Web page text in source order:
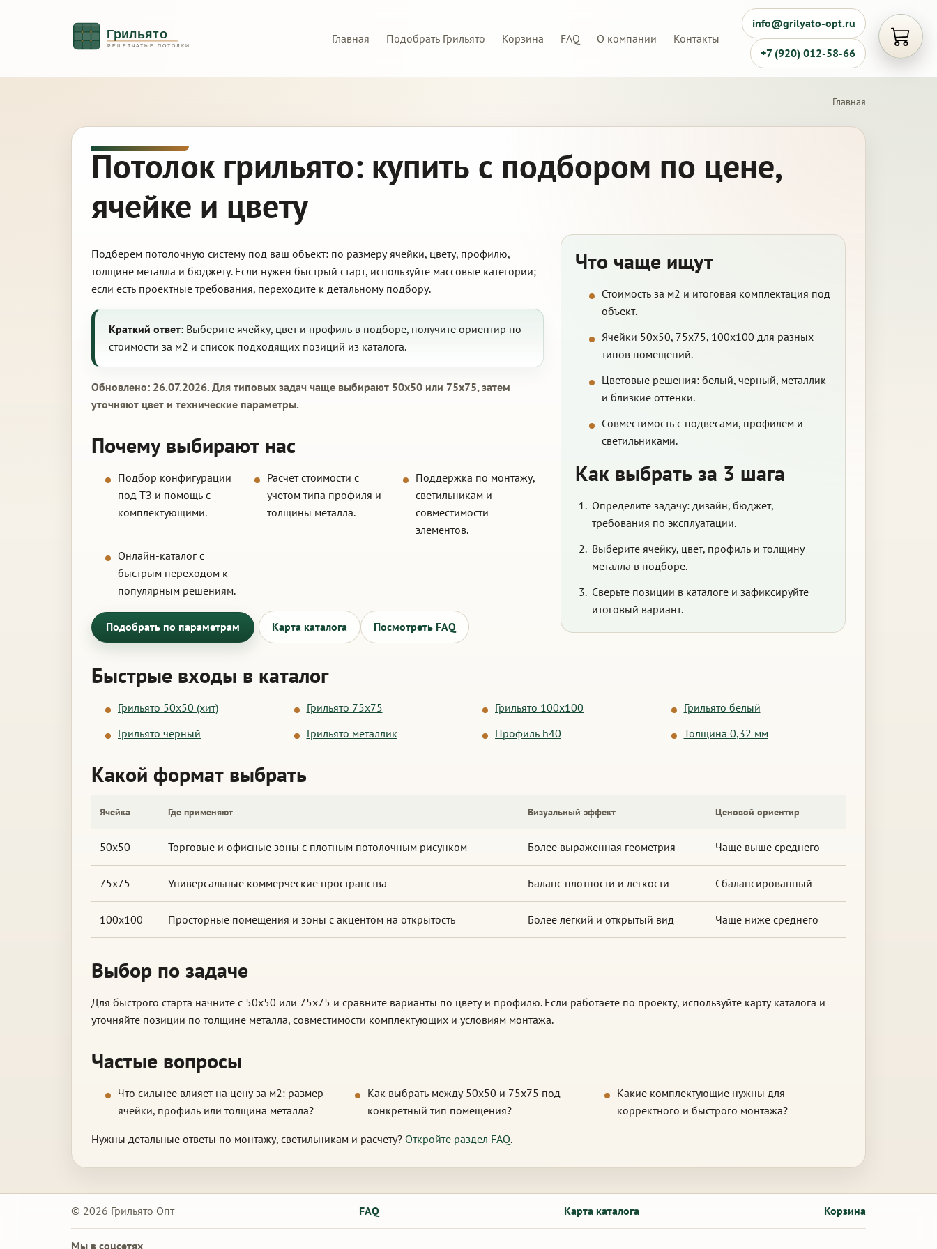
Главная Подобрать Грильято Корзина FAQ О компании Контакты
info@grilyato-opt.ru
+7 (920) 012-58-66
Главная
Потолок грильято: купить с подбором по цене,
ячейке и цвету
Подберем потолочную систему под ваш объект: по размеру ячейки, цвету, профилю,
толщине металла и бюджету. Если нужен быстрый старт, используйте массовые категории;
если есть проектные требования, переходите к детальному подбору.
Краткий ответ: Выберите ячейку, цвет и профиль в подборе, получите ориентир по
стоимости за м2 и список подходящих позиций из каталога.
Обновлено: 26.07.2026. Для типовых задач чаще выбирают 50x50 или 75x75, затем
уточняют цвет и технические параметры.
Почему выбирают нас
Подбор конфигурации
под ТЗ и помощь с
комплектующими.
Расчет стоимости с
учетом типа профиля и
толщины металла.
Поддержка по монтажу,
светильникам и
совместимости
элементов.
Онлайн-каталог с
быстрым переходом к
популярным решениям.
Подобрать по параметрам Карта каталога Посмотреть FAQ
Что чаще ищут
Стоимость за м2 и итоговая комплектация под
объект.
Ячейки 50x50, 75x75, 100x100 для разных
типов помещений.
Цветовые решения: белый, черный, металлик
и близкие оттенки.
Совместимость с подвесами, профилем и
светильниками.
Как выбрать за 3 шага
Определите задачу: дизайн, бюджет,
требования по эксплуатации.
Выберите ячейку, цвет, профиль и толщину
металла в подборе.
Сверьте позиции в каталоге и зафиксируйте
итоговый вариант.
Быстрые входы в каталог
Грильято 50x50 (хит) Грильято 75x75 Грильято 100x100
Грильято белый
Грильято черный
Грильято металлик Профиль h40 Толщина 0,32 мм
Какой формат выбрать
Ячейка Где применяют Визуальный эффект Ценовой ориентир
50x50 Торговые и офисные зоны с плотным потолочным рисунком Более выраженная геометрия Чаще выше среднего
75x75 Универсальные коммерческие пространства Баланс плотности и легкости Сбалансированный
100x100 Просторные помещения и зоны с акцентом на открытость Более легкий и открытый вид Чаще ниже среднего
Выбор по задаче
Для быстрого старта начните с 50x50 или 75x75 и сравните варианты по цвету и профилю. Если работаете по проекту, используйте карту каталога и
уточняйте позиции по толщине металла, совместимости комплектующих и условиям монтажа.
Частые вопросы
Что сильнее влияет на цену за м2: размер
ячейки, профиль или толщина металла?
Как выбрать между 50x50 и 75x75 под
конкретный тип помещения?
Какие комплектующие нужны для
корректного и быстрого монтажа?
Нужны детальные ответы по монтажу, светильникам и расчету? Откройте раздел FAQ.
© 2026 Грильято Опт FAQ Карта каталога Корзина
Мы в соцсетях
Открыть